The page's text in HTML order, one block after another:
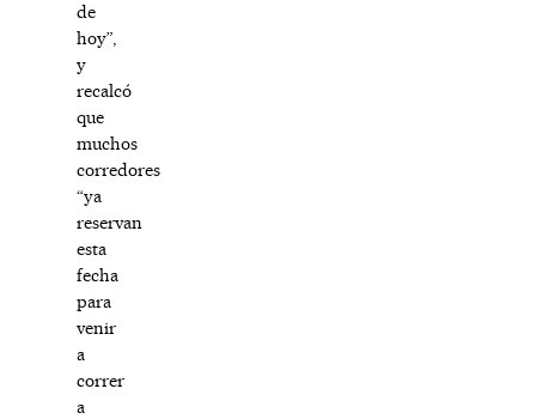
de
hoy”,
y
recalcó
que
muchos
corredores
“ya
reservan
esta
fecha
para
venir
a
correr
a